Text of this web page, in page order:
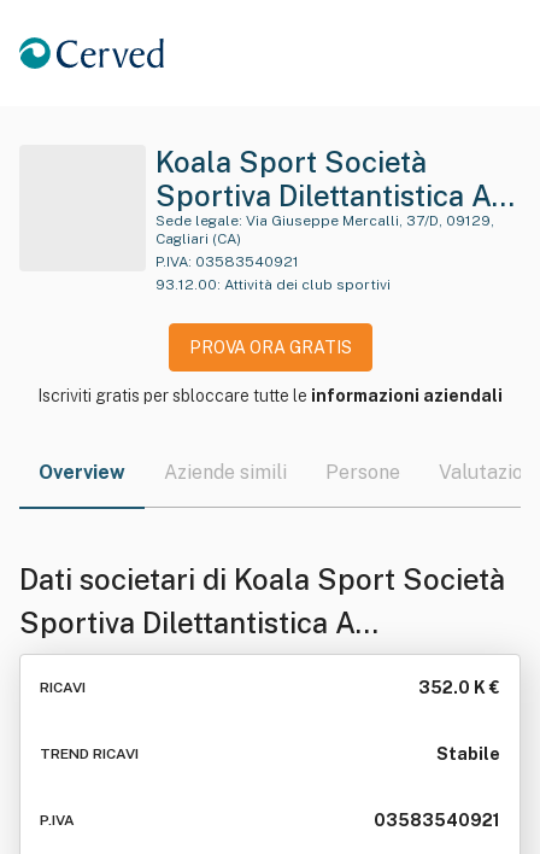
Koala Sport Società
Sportiva Dilettantistica A
Responsabilita' Limitata
Sede legale:
Cagliari (CA)
P.IVA: 03583540921
93.12.00: Attività dei club sportivi
PROVA ORA GRATIS
Iscriviti gratis per sbloccare tutte le informazioni aziendali
Overview Aziende simili Persone Valutazioni
Dati societari di Koala Sport Società
Sportiva Dilettantistica A
Responsabilita' Limitata
RICAVI 352.0 K €
TREND RICAVI Stabile
P.IVA 03583540921